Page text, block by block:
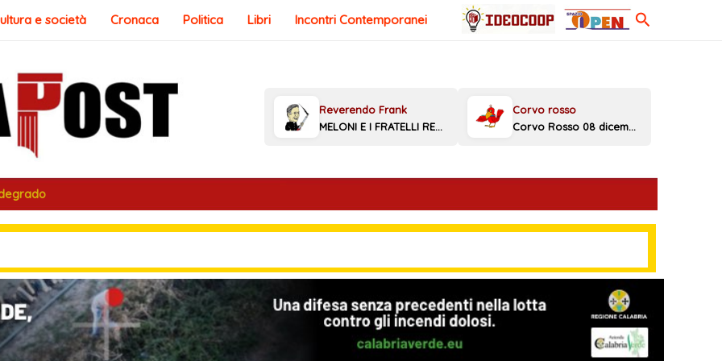
e società Cronaca Politica Libri Incontri Contemporanei Cerca
MELONI E I FRATELLI REGGINI Corvo Rosso 08 dicembre 2025